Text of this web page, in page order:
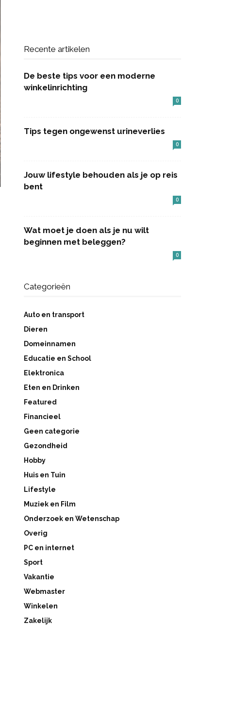
Recente artikelen
De beste tips voor een moderne
winkelinrichting
0
Tips tegen ongewenst urineverlies
0
Jouw lifestyle behouden als je op reis
bent
0
Wat moet je doen als je nu wilt
beginnen met beleggen?
0
Categorieën
Auto en transport
Dieren
Domeinnamen
Educatie en School
Elektronica
Eten en Drinken
Featured
Financieel
Geen categorie
Gezondheid
Hobby
Huis en Tuin
Lifestyle
Muziek en Film
Onderzoek en Wetenschap
Overig
PC en internet
Sport
Vakantie
Webmaster
Winkelen
Zakelijk